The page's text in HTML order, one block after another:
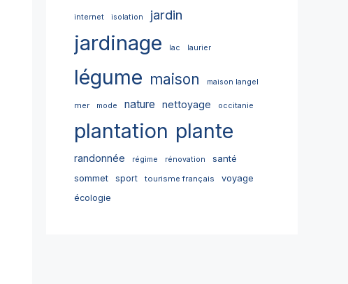
internet isolation jardin
jardinage lac laurier
légume maison maison langel
mer mode nature nettoyage occitanie
plantation plante
randonnée régime rénovation
santé
sommet
sport tourisme français
voyage
écologie